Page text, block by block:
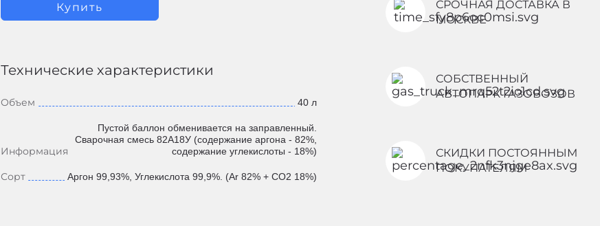
Купить
Технические характеристики
Объем 40 л
Информация
Пустой баллон обменивается на заправленный.
Сварочная смесь 82А18У (содержание аргона - 82%,
содержание углекислоты - 18%)
Сорт Аргон 99,93%, Углекислота 99,9%. (Ar 82% + CO2 18%)
СРОЧНАЯ ДОСТАВКА В
МОСКВЕ
СОБСТВЕННЫЙ
АВТОПАРК ГАЗОВОЗОВ
СКИДКИ ПОСТОЯННЫМ
ПОКУПАТЕЛЯМ